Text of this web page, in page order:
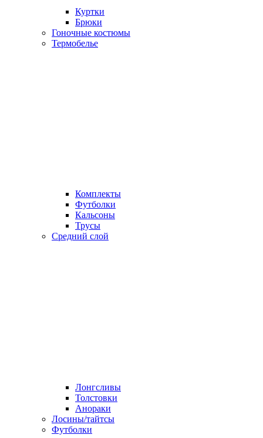
Куртки
Брюки
Гоночные костюмы
Термобелье
Комплекты
Футболки
Кальсоны
Трусы
Средний слой
Лонгсливы
Толстовки
Анораки
Лосины/тайтсы
Футболки